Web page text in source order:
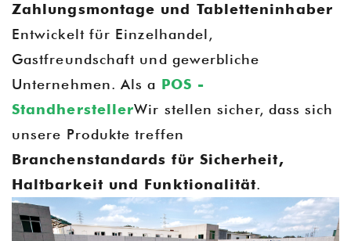
Zahlungsmontage und Tabletteninhaber
Entwickelt für Einzelhandel,
Gastfreundschaft und gewerbliche
Unternehmen. Als a POS -
StandherstellerWir stellen sicher, dass sich
unsere Produkte treffen
Branchenstandards für Sicherheit,
Haltbarkeit und Funktionalität.